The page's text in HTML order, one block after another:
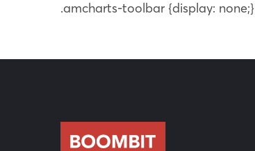
.amcharts-toolbar {display: none;}